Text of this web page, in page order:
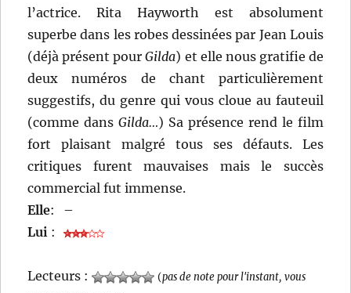
l’actrice. Rita Hayworth est absolument
superbe dans les robes dessinées par Jean Louis
(déjà présent pourGilda) et elle nous gratifie de
deux numéros de chant particulièrement
suggestifs, du genre qui vous cloue au fauteuil
(comme dansGilda…) Sa présence rend le film
fort plaisant malgré tous ses défauts. Les
critiques furent mauvaises mais le succès
commercial fut immense.
Elle:
–
Lui :
Lecteurs : (pas de note pour l'instant, vous